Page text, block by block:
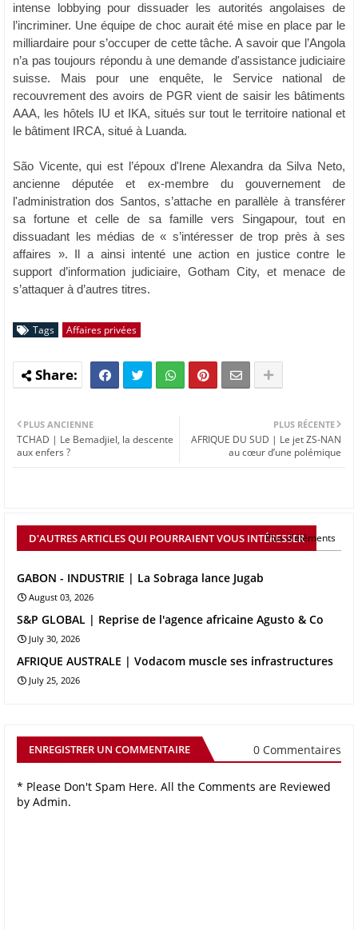
intense lobbying pour dissuader les autorités angolaises de
l’incriminer. Une équipe de choc aurait été mise en place par le
milliardaire pour s’occuper de cette tâche. A savoir que l’Angola
n’a pas toujours répondu à une demande d'assistance judiciaire
suisse. Mais pour une enquête, le Service national de
recouvrement des avoirs de PGR vient de saisir les bâtiments
AAA, les hôtels IU et IKA, situés sur tout le territoire national et
le bâtiment IRCA, situé à Luanda.
São Vicente, qui est l’époux d'Irene Alexandra da Silva Neto,
ancienne députée et ex-membre du gouvernement de
l'administration dos Santos, s’attache en parallèle à transférer
sa fortune et celle de sa famille vers Singapour, tout en
dissuadant les médias de « s’intéresser de trop près à ses
affaires ». Il a ainsi intenté une action en justice contre le
support d’information judiciaire, Gotham City, et menace de
s’attaquer à d’autres titres.
Tags Affaires privées
PLUS RÉCENTE
AFRIQUE DU SUD | Le jet ZS-NAN
au cœur d’une polémique
PLUS ANCIENNE
TCHAD | Le Bemadjiel, la descente
aux enfers ?
D'AUTRES ARTICLES QUI POURRAIENT VOUS INTÉRESSER
Plus d'éléments
GABON - INDUSTRIE | La Sobraga lance Jugab
August 03, 2026
S&P GLOBAL | Reprise de l'agence africaine Agusto & Co
July 30, 2026
AFRIQUE AUSTRALE | Vodacom muscle ses infrastructures
July 25, 2026
ENREGISTRER UN COMMENTAIRE 0 Commentaires
* Please Don't Spam Here. All the Comments are Reviewed
by Admin.